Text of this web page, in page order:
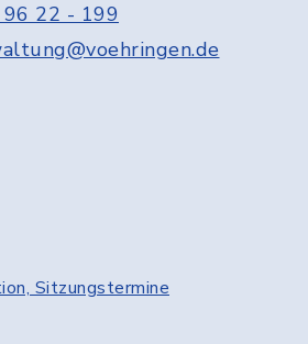
22 - 199
Sitzungstermine